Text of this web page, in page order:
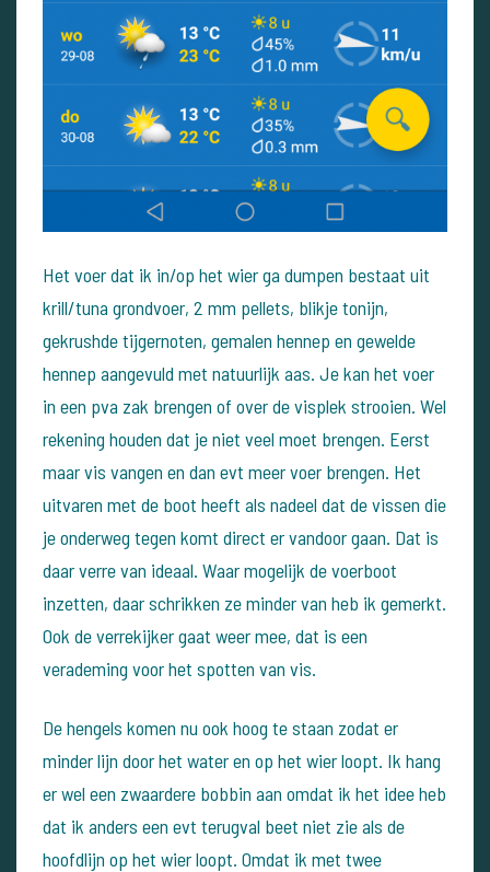
Het voer dat ik in/op het wier ga dumpen bestaat uit
krill/tuna grondvoer, 2 mm pellets, blikje tonijn,
gekrushde tijgernoten, gemalen hennep en gewelde
hennep aangevuld met natuurlijk aas. Je kan het voer
in een pva zak brengen of over de visplek strooien. Wel
rekening houden dat je niet veel moet brengen. Eerst
maar vis vangen en dan evt meer voer brengen. Het
uitvaren met de boot heeft als nadeel dat de vissen die
je onderweg tegen komt direct er vandoor gaan. Dat is
daar verre van ideaal. Waar mogelijk de voerboot
inzetten, daar schrikken ze minder van heb ik gemerkt.
Ook de verrekijker gaat weer mee, dat is een
verademing voor het spotten van vis.
De hengels komen nu ook hoog te staan zodat er
minder lijn door het water en op het wier loopt. Ik hang
er wel een zwaardere bobbin aan omdat ik het idee heb
dat ik anders een evt terugval beet niet zie als de
hoofdlijn op het wier loopt. Omdat ik met twee